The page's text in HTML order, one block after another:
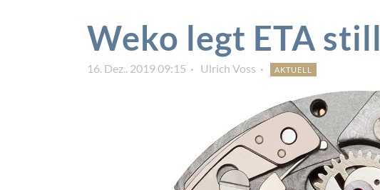
Weko legt ETA still
16. Dez.. 2019 09:15 Ulrich Voss AKTUELL